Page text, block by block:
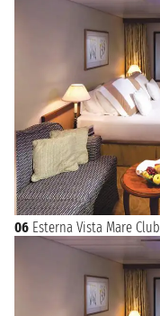
06 Esterna Vista Mare Club